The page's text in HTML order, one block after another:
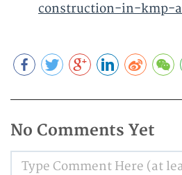
construction-in-kmp-
No Comments Yet
Type Comment Here (at